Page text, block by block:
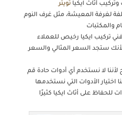
أثاث ايكيا تويتر
لغرفة المعيشة، مثل غرف النوم
والمكتبات
تركيب ايكيا رخيص للعملاء
لأنك ستجد السعر المثالي والسعر
لا نستخدم أي أدوات حادة قم
اختيار الأدوات التي نستخدمها
على أثاث ايكيا كثيرًا